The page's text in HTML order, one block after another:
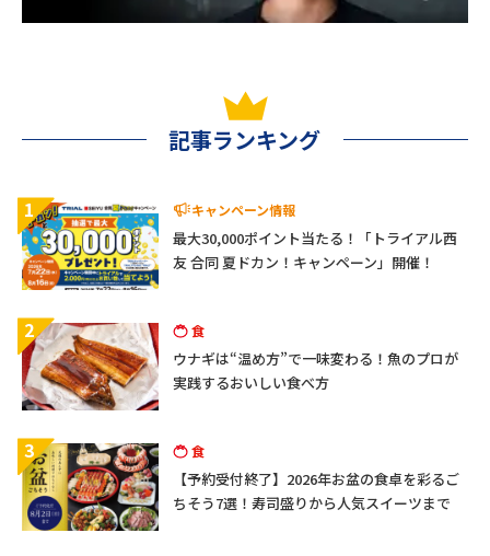
記事ランキング
1 キャンペーン情報
最大30,000ポイント当たる！「トライアル西
友 合同 夏ドカン！キャンペーン」開催！
2 食
ウナギは“温め方”で一味変わる！魚のプロが
実践するおいしい食べ方
3 食
【予約受付終了】2026年お盆の食卓を彩るご
ちそう7選！寿司盛りから人気スイーツまで